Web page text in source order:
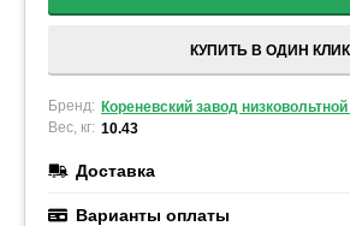
КУПИТЬ В ОДИН КЛИК
Бренд: Кореневский завод
Вес, кг: 10.43
Доставка
Варианты оплаты